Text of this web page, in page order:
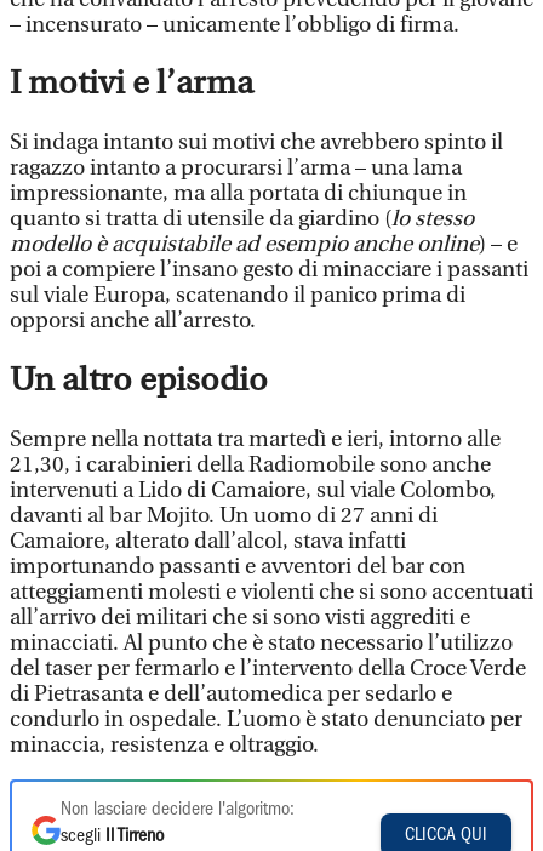
– incensurato – unicamente l’obbligo di firma.
I motivi e l’arma
Si indaga intanto sui motivi che avrebbero spinto il
ragazzo intanto a procurarsi l’arma – una lama
impressionante, ma alla portata di chiunque in
quanto si tratta di utensile da giardino (lo stesso
modello è acquistabile ad esempio anche online) – e
poi a compiere l’insano gesto di minacciare i passanti
sul viale Europa, scatenando il panico prima di
opporsi anche all’arresto.
Un altro episodio
Sempre nella nottata tra martedì e ieri, intorno alle
21,30, i carabinieri della Radiomobile sono anche
intervenuti a Lido di Camaiore, sul viale Colombo,
davanti al bar Mojito. Un uomo di 27 anni di
Camaiore, alterato dall’alcol, stava infatti
importunando passanti e avventori del bar con
atteggiamenti molesti e violenti che si sono accentuati
all’arrivo dei militari che si sono visti aggrediti e
minacciati. Al punto che è stato necessario l’utilizzo
del taser per fermarlo e l’intervento della Croce Verde
di Pietrasanta e dell’automedica per sedarlo e
condurlo in ospedale. L’uomo è stato denunciato per
minaccia, resistenza e oltraggio.
Non lasciare decidere l'algoritmo:
scegli
Il Tirreno
CLICCA QUI